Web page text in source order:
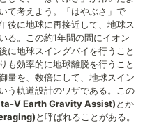
て考えよう。「はやぶさ」で
後に地球に再接近して、地球ス
る。この約1年間の間にイオン
に地球スイングバイを行うこと
も効率的に地球離脱を行うこと
量を、数倍にして、地球スイン
う軌道設計のワザである。この
V Earth Gravity Assist)とか
と呼ばれることがある。